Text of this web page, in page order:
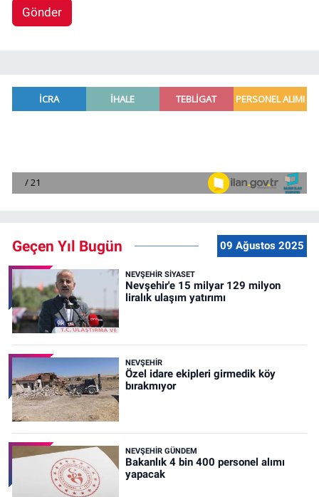
Gönder
Geçen Yıl Bugün 09 Ağustos 2025
NEVŞEHIR SIYASET
Nevşehir'e 15 milyar 129 milyon
liralık ulaşım yatırımı
NEVŞEHIR
Özel idare ekipleri girmedik köy
bırakmıyor
NEVŞEHIR GÜNDEM
Bakanlık 4 bin 400 personel alımı
yapacak